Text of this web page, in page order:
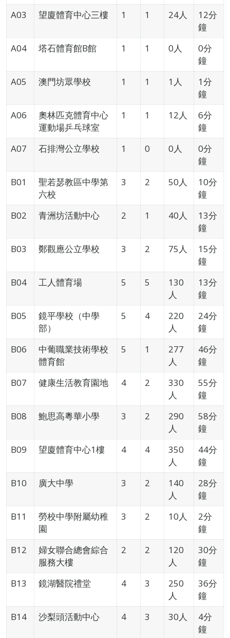
A03
望廈體育中心三樓 1 1 24人
12分
鐘
A04
塔石體育館B館 1 1 0人
0分
鐘
A05
澳門坊眾學校 1 1 1人
1分
鐘
A06
奧林匹克體育中心
運動場乒乓球室
1 1 12人
6分
鐘
A07
石排灣公立學校 1 0 0人
0分
鐘
B01
聖若瑟教區中學第
六校
3 2 50人
10分
鐘
B02
青洲坊活動中心 2 1 40人
13分
鐘
B03
鄭觀應公立學校 3 2 75人
15分
鐘
B04
工人體育場 5 5
130
人
13分
鐘
B05
鏡平學校（中學
部）
5 4
220
人
24分
鐘
B06
中葡職業技術學校
體育館
5 1
277
人
46分
鐘
B07
健康生活教育園地 4 2
330
人
55分
鐘
B08
鮑思高粵華小學 3 2
290
人
58分
鐘
B09
望廈體育中心1樓 4 4
350
人
44分
鐘
B10
廣大中學 3 2
140
人
28分
鐘
B11
勞校中學附屬幼稚
園
3 2 10人
2分
鐘
B12
婦女聯合總會綜合
服務大樓
2 2
120
人
30分
鐘
B13
鏡湖醫院禮堂 4 3
250
人
36分
鐘
B14
沙梨頭活動中心 4 3 30人
4分
鐘